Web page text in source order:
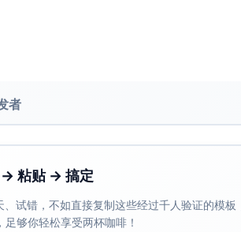
者
粘贴 → 搞定
、试错，不如直接复制这些经过千人验证的模
够你轻松享受两杯咖啡！